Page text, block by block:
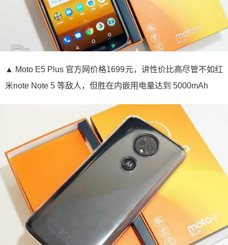
▲ Moto E5 Plus 官方网价格1699元，讲性价比高尽管不如红
米note Note 5 等敌人，但胜在内嵌用电量达到 5000mAh